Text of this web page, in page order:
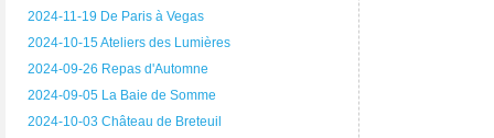
2024-11-19 De Paris à Vegas
2024-10-15 Ateliers des Lumières
2024-09-26 Repas d'Automne
2024-09-05 La Baie de Somme
2024-10-03 Château de Breteuil